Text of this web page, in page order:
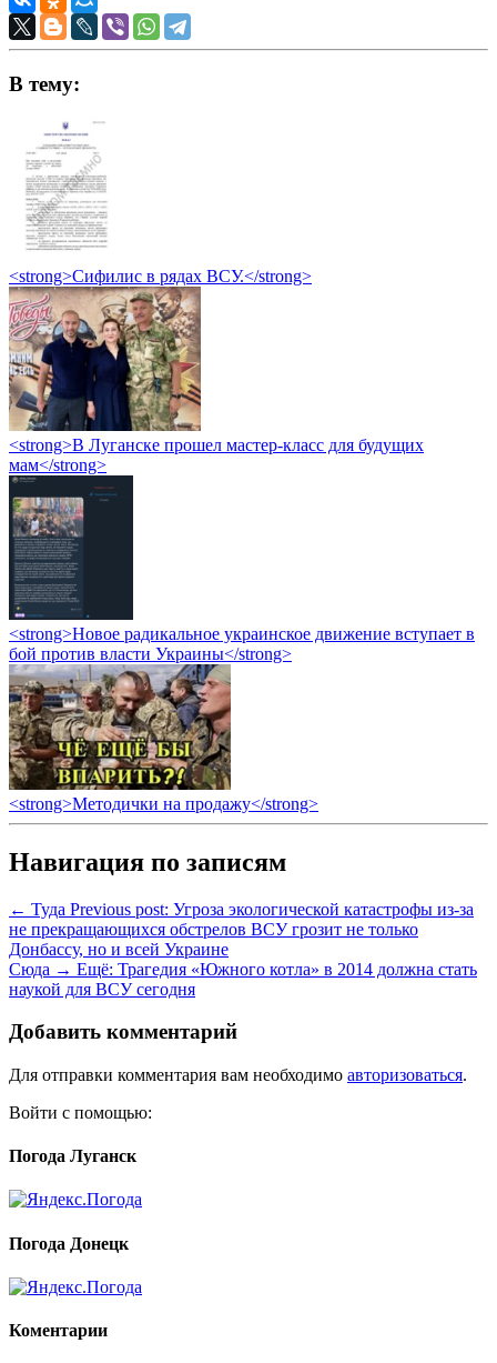
В тему:
<strong>Сифилис в рядах ВСУ.</strong>
<strong>В Луганске прошел мастер-класс для будущих
мам</strong>
<strong>Новое радикальное украинское движение вступает в
бой против власти Украины</strong>
<strong>Методички на продажу</strong>
Навигация по записям
← Туда Previous post: Угроза экологической катастрофы из-за
не прекращающихся обстрелов ВСУ грозит не только
Донбассу, но и всей Украине
Сюда → Ещё: Трагедия «Южного котла» в 2014 должна стать
наукой для ВСУ сегодня
Добавить комментарий
Для отправки комментария вам необходимо авторизоваться.
Войти с помощью:
Погода Луганск
Погода Донецк
Коментарии